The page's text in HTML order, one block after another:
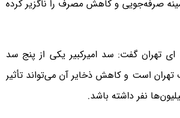
صرفه‌جویی و کاهش مصرف را ناگزیر کرده
تهران گفت: سد امیرکبیر یکی از پنج سد
است و کاهش ذخایر آن می‌تواند تأثیر
نفر داشته باشد.